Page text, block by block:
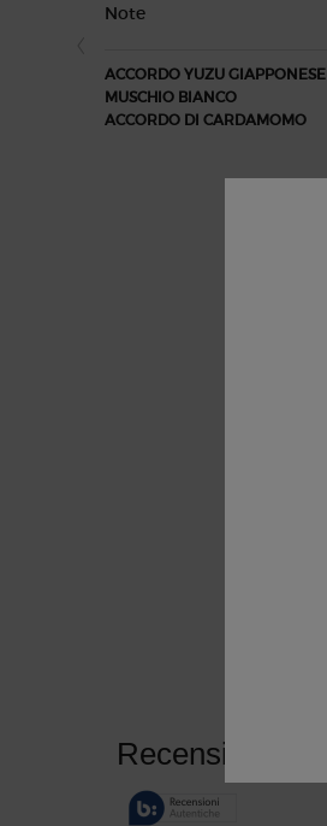
Note
ACCORDO YUZU GIAPPONESE
MUSCHIO BIANCO
ACCORDO DI CARDAMOMO